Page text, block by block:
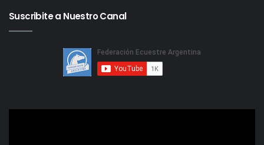
Suscribite a Nuestro Canal